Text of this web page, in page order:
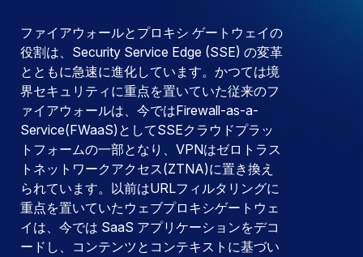
ファイアウォールとプロキシ ゲートウェイの
役割は、Security Service Edge (SSE) の変革
とともに急速に進化しています。かつては境
界セキュリティに重点を置いていた従来のフ
ァイアウォールは、今ではFirewall-as-a-
Service(FWaaS)としてSSEクラウドプラッ
トフォームの一部となり、VPNはゼロトラス
トネットワークアクセス(ZTNA)に置き換え
られています。以前はURLフィルタリングに
重点を置いていたウェブプロキシゲートウェ
イは、今では SaaS アプリケーションをデコ
ードし、コンテンツとコンテキストに基づい